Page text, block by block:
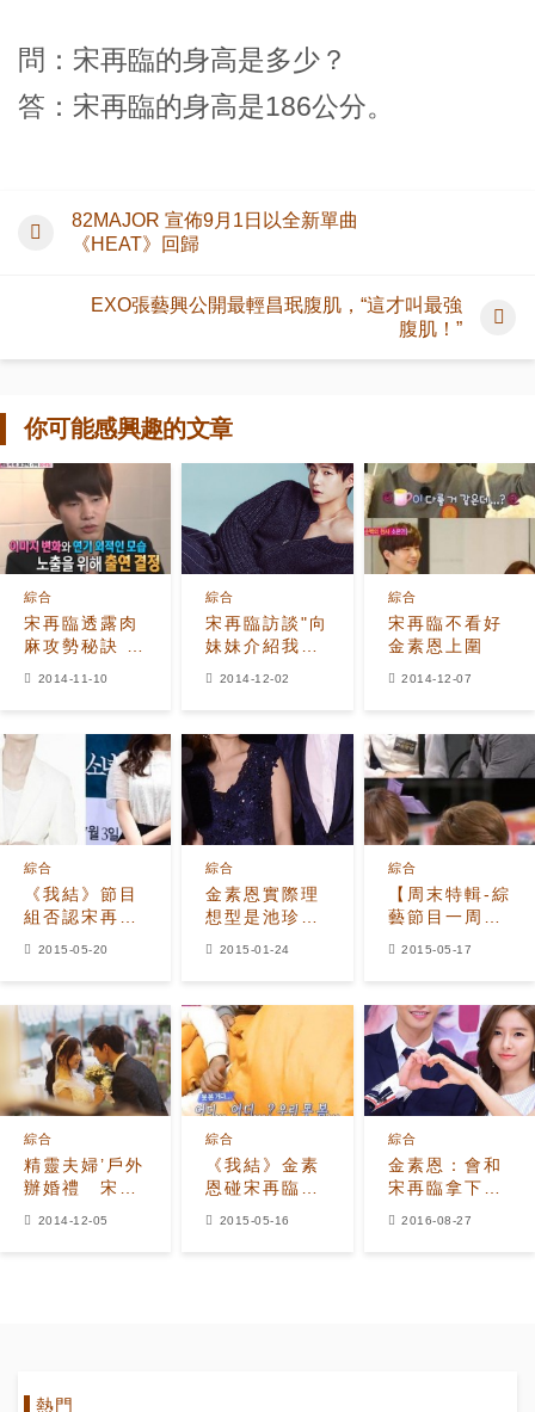
問：宋再臨的身高是多少？
答：宋再臨的身高是186公分。
82MAJOR 宣佈9月1日以全新單曲
《HEAT》回歸
EXO張藝興公開最輕昌珉腹肌，“這才叫最強
腹肌！”
你可能感興趣的文章
宋再臨透露肉
麻攻勢秘訣 想
綜合
2014-11-10
宋再臨訪談"向
妹妹介紹我這
綜合
2014-12-02
宋再臨不看好
金素恩上圍
綜合
2014-12-07
《我結》節目
組否認宋再臨-
場！」
綜合
2015-05-20
金素恩實際理
想型是池珍
綜合
2015-01-24
【周末特輯-綜
藝節目一周回
Hani曖昧中
綜合
2015-05-17
精靈夫婦’戶外
辦婚禮 宋再
綜合
2014-12-05
《我結》金素
恩碰宋再臨隱
綜合
2015-05-16
金素恩：會和
宋再臨拿下最
綜合
2016-08-27
熱門